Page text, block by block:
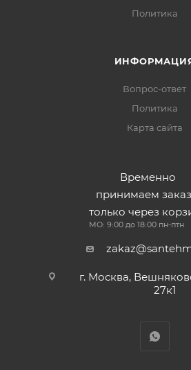
Политика
Вопрос-ответ
Политика
Карта сайта
Временно
принимаем
только через
МО: 9:00 до 18:00 пн-птн
г. Москва,
27к1